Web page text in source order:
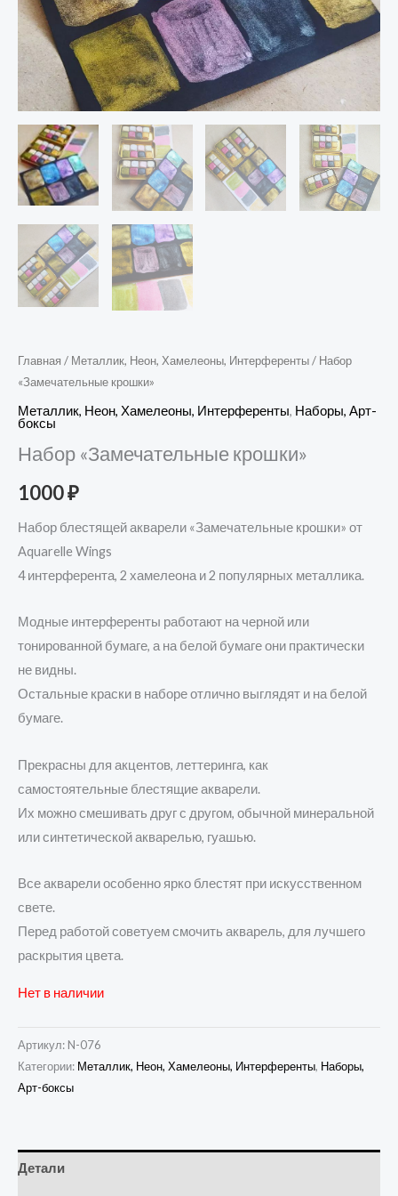
Главная / Металлик, Неон, Хамелеоны, Интерференты/ Набор
«Замечательные крошки»
Металлик, Неон, Хамелеоны, Интерференты, Наборы, Арт-
боксы
Набор «Замечательные крошки»
1000₽
Набор блестящей акварели «Замечательные крошки» от
Aquarelle Wings
4 интерферента, 2 хамелеона и 2 популярных металлика.
Модные интерференты работают на черной или
тонированной бумаге, а на белой бумаге они практически
не видны.
Остальные краски в наборе отлично выглядят и на белой
бумаге.
Прекрасны для акцентов, леттеринга, как
самостоятельные блестящие акварели.
Их можно смешивать друг с другом, обычной минеральной
или синтетической акварелью, гуашью.
Все акварели особенно ярко блестят при искусственном
свете.
Перед работой советуем смочить акварель, для лучшего
раскрытия цвета.
Нет в наличии
Артикул: N-076
Категории: Металлик, Неон, Хамелеоны, Интерференты, Наборы,
Арт-боксы
Детали